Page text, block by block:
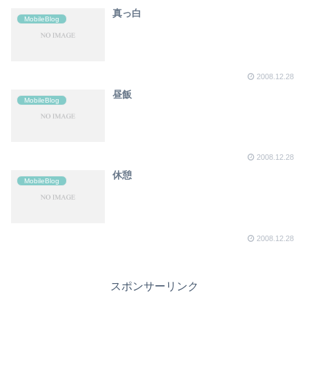
MobileBlog
真っ白
2008.12.28
MobileBlog
昼飯
2008.12.28
MobileBlog
休憩
2008.12.28
スポンサーリンク